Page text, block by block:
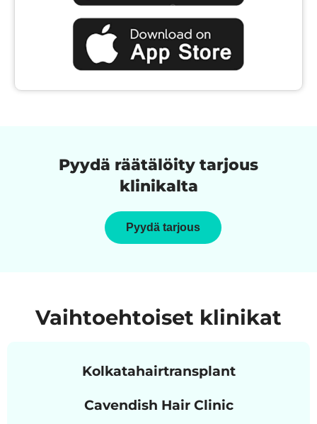
Pyydä räätälöity tarjous
klinikalta
Pyydä tarjous
Vaihtoehtoiset klinikat
Kolkatahairtransplant
Cavendish Hair Clinic